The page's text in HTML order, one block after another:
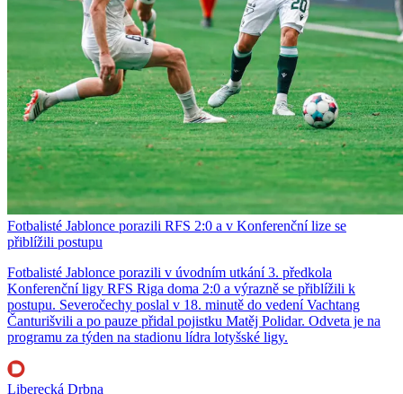
Fotbalisté Jablonce porazili RFS 2:0 a v Konferenční lize se
přiblížili postupu
Fotbalisté Jablonce porazili v úvodním utkání 3. předkola
Konferenční ligy RFS Riga doma 2:0 a výrazně se přiblížili k
postupu. Severočechy poslal v 18. minutě do vedení Vachtang
Čanturišvili a po pauze přidal pojistku Matěj Polidar. Odveta je na
programu za týden na stadionu lídra lotyšské ligy.
Liberecká Drbna